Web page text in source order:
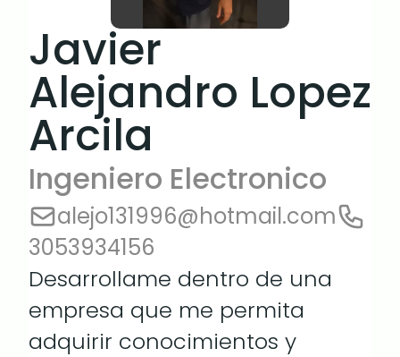
Javier
Alejandro Lopez
Arcila
Ingeniero Electronico
alejo131996@hotmail.com
3053934156
Desarrollame dentro de una
empresa que me permita
adquirir conocimientos y